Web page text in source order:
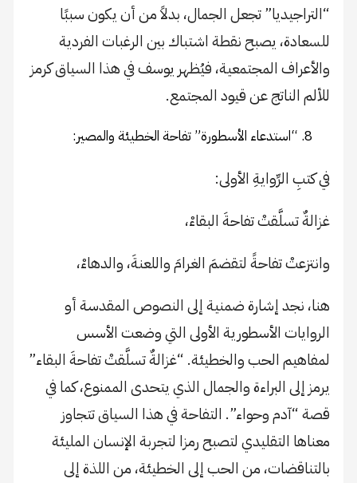
“التراجيديا” تجعل الجمال، بدلاً من أن يكون سببًا
للسعادة، يصبح نقطة اشتباك بين الرغبات الفردية
والأعراف المجتمعية، فيُظهر يوسف في هذا السياق كرمز
للألم الناتج عن قيود المجتمع.
“استدعاء الأسطورة” تفاحة الخطيئة والمصير:
في كتبِ الرِّوايةِ الأولى:
غزالةٌ تسلَّقتْ تفاحةَ البقاءْ،
وانتزعتْ تفاحةً لتقضمَ الغرامَ واللعنةَ، والدهاءْ،
هنا، نجد إشارة ضمنية إلى النصوص المقدسة أو
الروايات الأسطورية الأولى التي وضعت الأسس
لمفاهيم الحب والخطيئة. “غزالةٌ تسلَّقتْ تفاحةَ البقاء”
يرمز إلى البراءة والجمال الذي يتحدى الممنوع، كما في
قصة “آدم وحواء”. التفاحة في هذا السياق تتجاوز
معناها التقليدي لتصبح رمزا لتجربة الإنسان المليئة
بالتناقضات، من الحب إلى الخطيئة، من اللذة إلى